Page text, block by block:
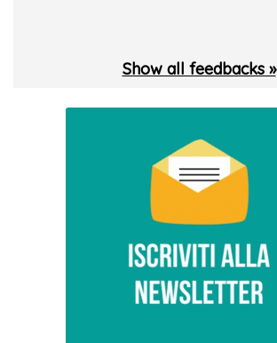
Show all feedbacks »